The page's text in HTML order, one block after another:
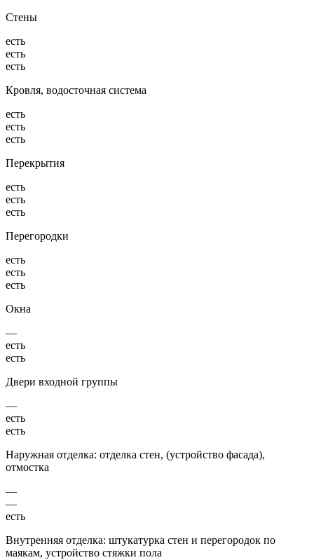
Стены
есть
есть
есть
Кровля, водосточная система
есть
есть
есть
Перекрытия
есть
есть
есть
Перегородки
есть
есть
есть
Окна
—
есть
есть
Двери входной группы
—
есть
есть
Наружная отделка: отделка стен, (устройство фасада),
отмостка
—
—
есть
Внутренняя отделка: штукатурка стен и перегородок по
маякам, устройство стяжки пола